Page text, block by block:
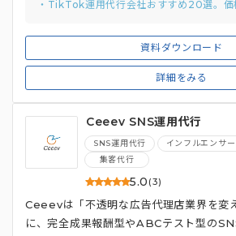
資料ダウンロード
詳細をみる
Ceeev SNS運用代行
SNS運用代行
インフルエンサ
集客代行
5.0 (3)
Ceeevは「不透明な広告代理店業界を変
に、完全成果報酬型やABCテスト型の